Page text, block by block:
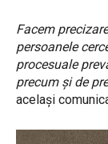
Facem
persoanele
procesuale
precum și de
același